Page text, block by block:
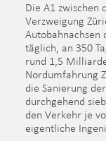
Die A1 zwischen
Verzweigung
Autobahnachsen
täglich, an 350
rund 1,5
Nordumfahrung
die Sanierung
durchgehend
den Verkehr je
eigentliche